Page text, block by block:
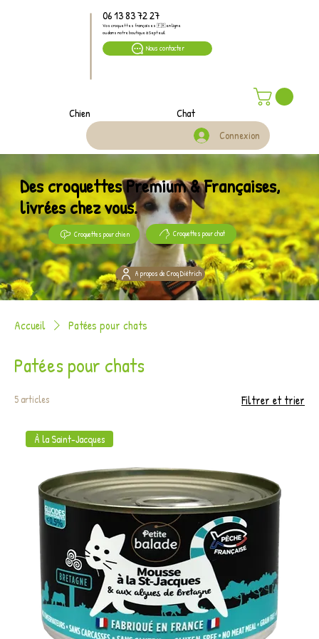
Chien
Connexion
Chat
06 13 83 72 27
Vos croquettes françaises 🇫🇷 en ligne
ou dans notre boutique à Septeuil
Nous contacter
Accueil Patées pour chats
Patées pour chats
5 articles Filtrer et trier
À la Saint-Jacques
Des croquettes Premium & Françaises,
livrées chez vous.
Croquettes pour chien Croquettes pour chat
A propos de Croq Diétrich